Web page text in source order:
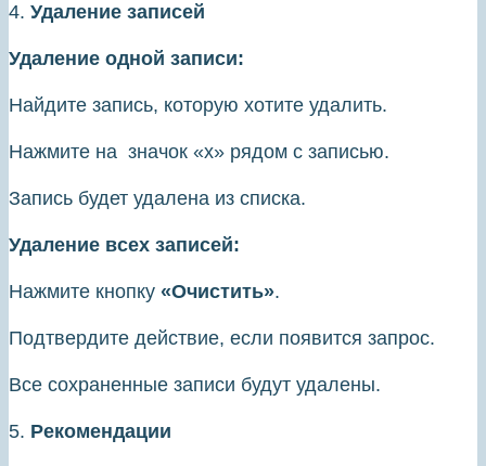
4. Удаление записей
Удаление одной записи:
Найдите запись, которую хотите удалить.
Нажмите на значок «х» рядом с записью.
Запись будет удалена из списка.
Удаление всех записей:
Нажмите кнопку «Очистить».
Подтвердите действие, если появится запрос.
Все сохраненные записи будут удалены.
5. Рекомендации